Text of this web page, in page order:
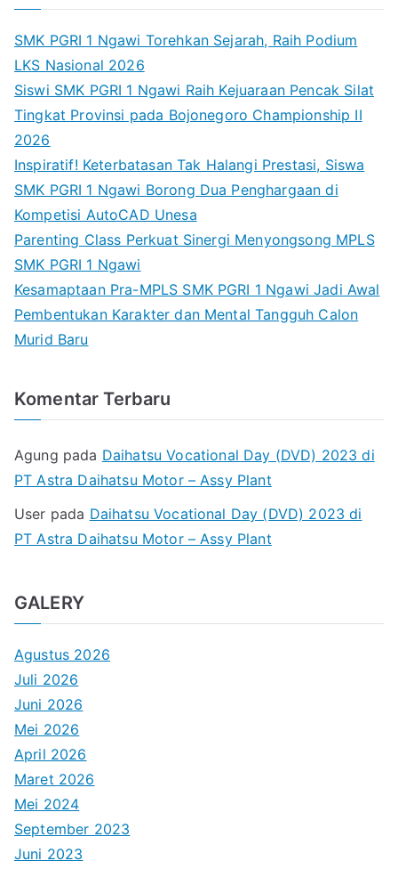
SMK PGRI 1 Ngawi Torehkan Sejarah, Raih Podium
LKS Nasional 2026
Siswi SMK PGRI 1 Ngawi Raih Kejuaraan Pencak Silat
Tingkat Provinsi pada Bojonegoro Championship II
2026
Inspiratif! Keterbatasan Tak Halangi Prestasi, Siswa
SMK PGRI 1 Ngawi Borong Dua Penghargaan di
Kompetisi AutoCAD Unesa
Parenting Class Perkuat Sinergi Menyongsong MPLS
SMK PGRI 1 Ngawi
Kesamaptaan Pra-MPLS SMK PGRI 1 Ngawi Jadi Awal
Pembentukan Karakter dan Mental Tangguh Calon
Murid Baru
Komentar Terbaru
Agung pada Daihatsu Vocational Day (DVD) 2023 di
PT Astra Daihatsu Motor – Assy Plant
User pada Daihatsu Vocational Day (DVD) 2023 di
PT Astra Daihatsu Motor – Assy Plant
GALERY
Agustus 2026
Juli 2026
Juni 2026
Mei 2026
April 2026
Maret 2026
Mei 2024
September 2023
Juni 2023